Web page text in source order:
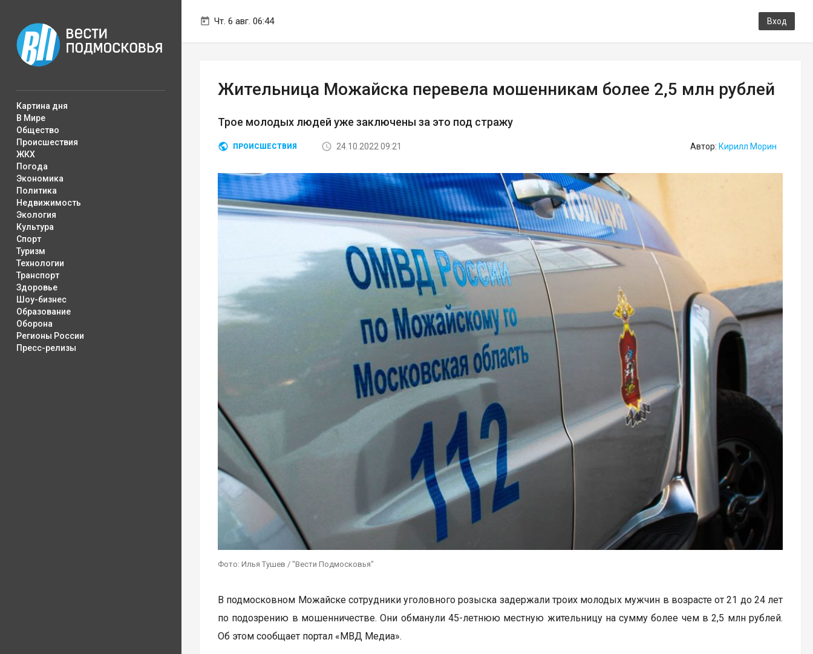
Чт. 6 авг. 06:44 Вход
Картина дня
В Мире
Общество
Происшествия
ЖКХ
Погода
Экономика
Политика
Недвижимость
Экология
Культура
Спорт
Туризм
Технологии
Транспорт
Здоровье
Шоу-бизнес
Образование
Оборона
Регионы России
Пресс-релизы
Жительница Можайска перевела мошенникам более 2,5 млн рублей
Трое молодых людей уже заключены за это под стражу
ПРОИСШЕСТВИЯ 24.10.2022 09:21 Автор: Кирилл Морин
Фото: Илья Тушев / "Вести Подмосковья"
В подмосковном Можайске сотрудники уголовного розыска задержали троих молодых мужчин в возрасте от 21 до 24 лет
по подозрению в мошенничестве. Они обманули 45-летнюю местную жительницу на сумму более чем в 2,5 млн рублей.
Об этом сообщает портал «МВД Медиа».